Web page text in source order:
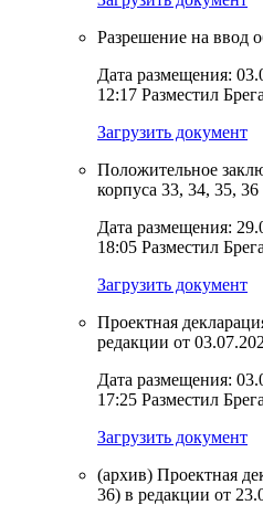
Разрешение на ввод
Дата размещения:
12:17 Разместил
Загрузить документ
Положительное
корпуса 33, 34, 35, 36
Дата размещения:
18:05 Разместил
Загрузить документ
Проектная
редакции от
Дата размещения:
17:25 Разместил
Загрузить документ
(архив) Проектная
36) в редакции от